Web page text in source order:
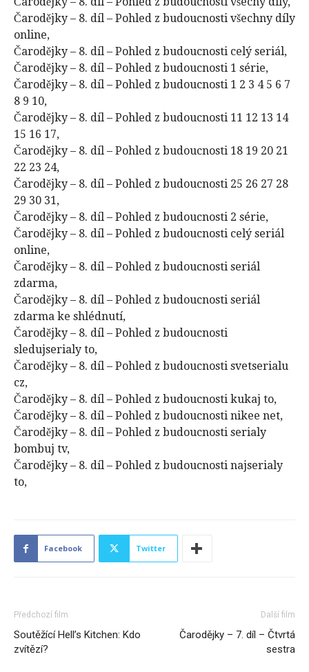
Čarodějky – 8. díl – Pohled z budoucnosti všechny díly
online,
Čarodějky – 8. díl – Pohled z budoucnosti celý seriál,
Čarodějky – 8. díl – Pohled z budoucnosti 1 série,
Čarodějky – 8. díl – Pohled z budoucnosti 1 2 3 4 5 6 7
8 9 10,
Čarodějky – 8. díl – Pohled z budoucnosti 11 12 13 14
15 16 17,
Čarodějky – 8. díl – Pohled z budoucnosti 18 19 20 21
22 23 24,
Čarodějky – 8. díl – Pohled z budoucnosti 25 26 27 28
29 30 31,
Čarodějky – 8. díl – Pohled z budoucnosti 2 série,
Čarodějky – 8. díl – Pohled z budoucnosti celý seriál
online,
Čarodějky – 8. díl – Pohled z budoucnosti seriál
zdarma,
Čarodějky – 8. díl – Pohled z budoucnosti seriál
zdarma ke shlédnutí,
Čarodějky – 8. díl – Pohled z budoucnosti
sledujserialy to,
Čarodějky – 8. díl – Pohled z budoucnosti svetserialu
cz,
Čarodějky – 8. díl – Pohled z budoucnosti kukaj to,
Čarodějky – 8. díl – Pohled z budoucnosti nikee net,
Čarodějky – 8. díl – Pohled z budoucnosti serialy
bombuj tv,
Čarodějky – 8. díl – Pohled z budoucnosti najserialy
to,
Facebook Twitter
Předchozí film
Soutěžící Hell’s Kitchen: Kdo
zvítězí?
Další film
Čarodějky – 7. díl – Čtvrtá
sestra